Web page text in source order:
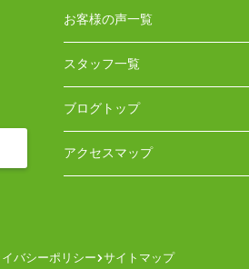
お客様の声一覧
スタッフ一覧
ブログトップ
アクセスマップ
バシーポリシー サイトマップ